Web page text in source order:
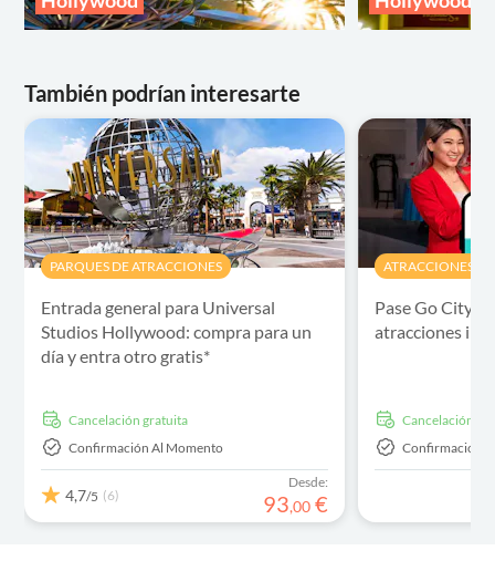
También podrían interesarte
PARQUES DE ATRACCIONES
Entrada general para Universal
Studios Hollywood: compra para un
día y entra otro gratis*
cancelación gratuita
Confirmación Al Momento
4,7/5 (6)
Desde:
93,00 €
ATRACCIONES Y
Pase Go City
atracciones
cancelación
Confirmación